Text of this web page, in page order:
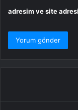
adresim ve site